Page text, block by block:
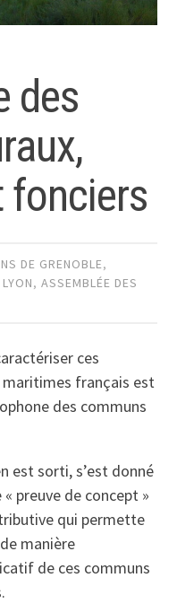
des
fonciers
DE GRENOBLE,
,ASSEMBLÉE DES
ces
français est
des communs
est sorti, s’est donné
preuve de concept »
qui permette
manière
de ces communs